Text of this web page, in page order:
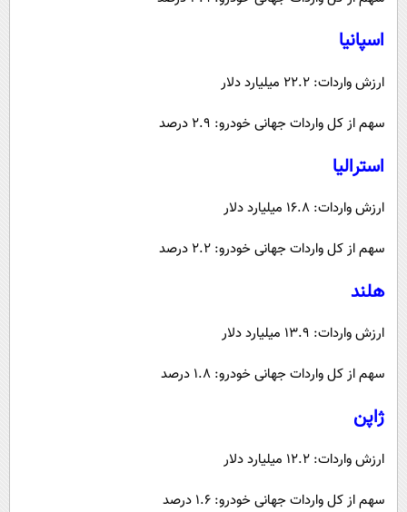
اسپانیا
ارزش واردات: 22.2 میلیارد دلار
سهم از کل واردات جهانی خودرو: 2.9 درصد
استرالیا
ارزش واردات: 16.8 میلیارد دلار
سهم از کل واردات جهانی خودرو: 2.2 درصد
هلند
ارزش واردات: 13.9 میلیارد دلار
سهم از کل واردات جهانی خودرو: 1.8 درصد
ژاپن
ارزش واردات: 12.2 میلیارد دلار
سهم از کل واردات جهانی خودرو: 1.6 درصد